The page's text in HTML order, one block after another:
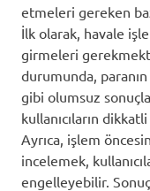
etmeleri gereken
İlk olarak, havale
girmeleri
durumunda,
gibi olumsuz
kullanıcıların
Ayrıca, işlem
incelemek,
engelleyebilir.